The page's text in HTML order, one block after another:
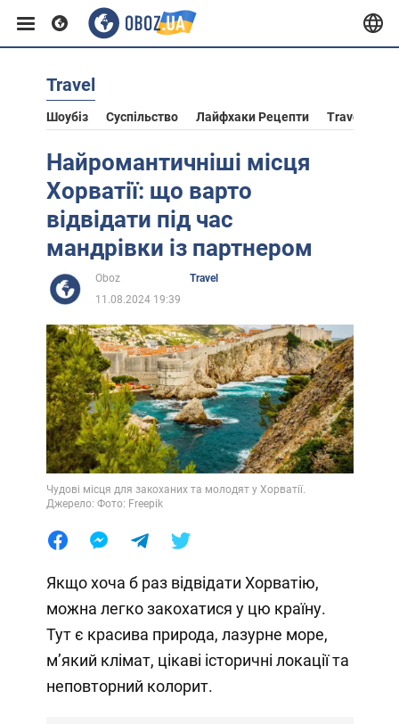
Європа
США
Африка
Життя
Лайфхаки
Travel
Шоубіз Суспільство Лайфхаки Рецепти Travel
Найромантичніші місця
Хорватії: що варто
відвідати під час
мандрівки із партнером
Oboz
Travel
11.08.2024 19:39
Чудові місця для закоханих та молодят у Хорватії.
Джерело: Фото: Freepik
Якщо хоча б раз відвідати Хорватію,
можна легко закохатися у цю країну.
Тут є красива природа, лазурне море,
м’який клімат, цікаві історичні локації та
неповторний колорит.